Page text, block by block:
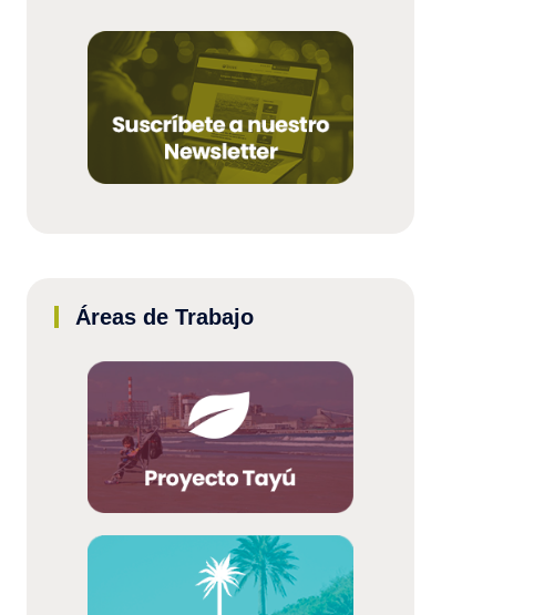
Áreas de Trabajo